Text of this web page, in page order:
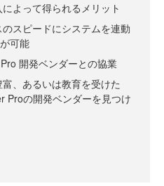
よって得られるメリット
のスピードにシステムを連動
可能
開発ベンダーとの協業
、あるいは教育を受けた
Proの開発ベンダーを見つけ